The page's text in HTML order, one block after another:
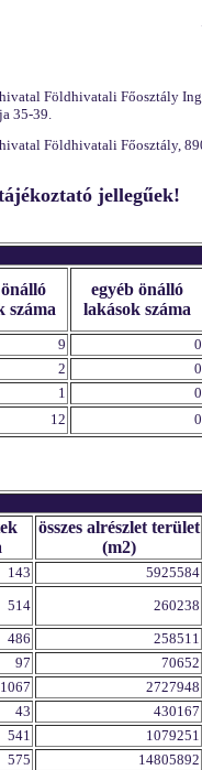
Földhivatali Főosztály
35-39.
Földhivatali Főosztály,
jellegűek!
száma
egyéb önálló
lakások száma
9
0
2
0
1 0
12 0
összes alrészlet terület
(m2)
143
5925584
514
260238
486
258511
97
70652
1067
2727948
43
430167
541
1079251
575
14805892